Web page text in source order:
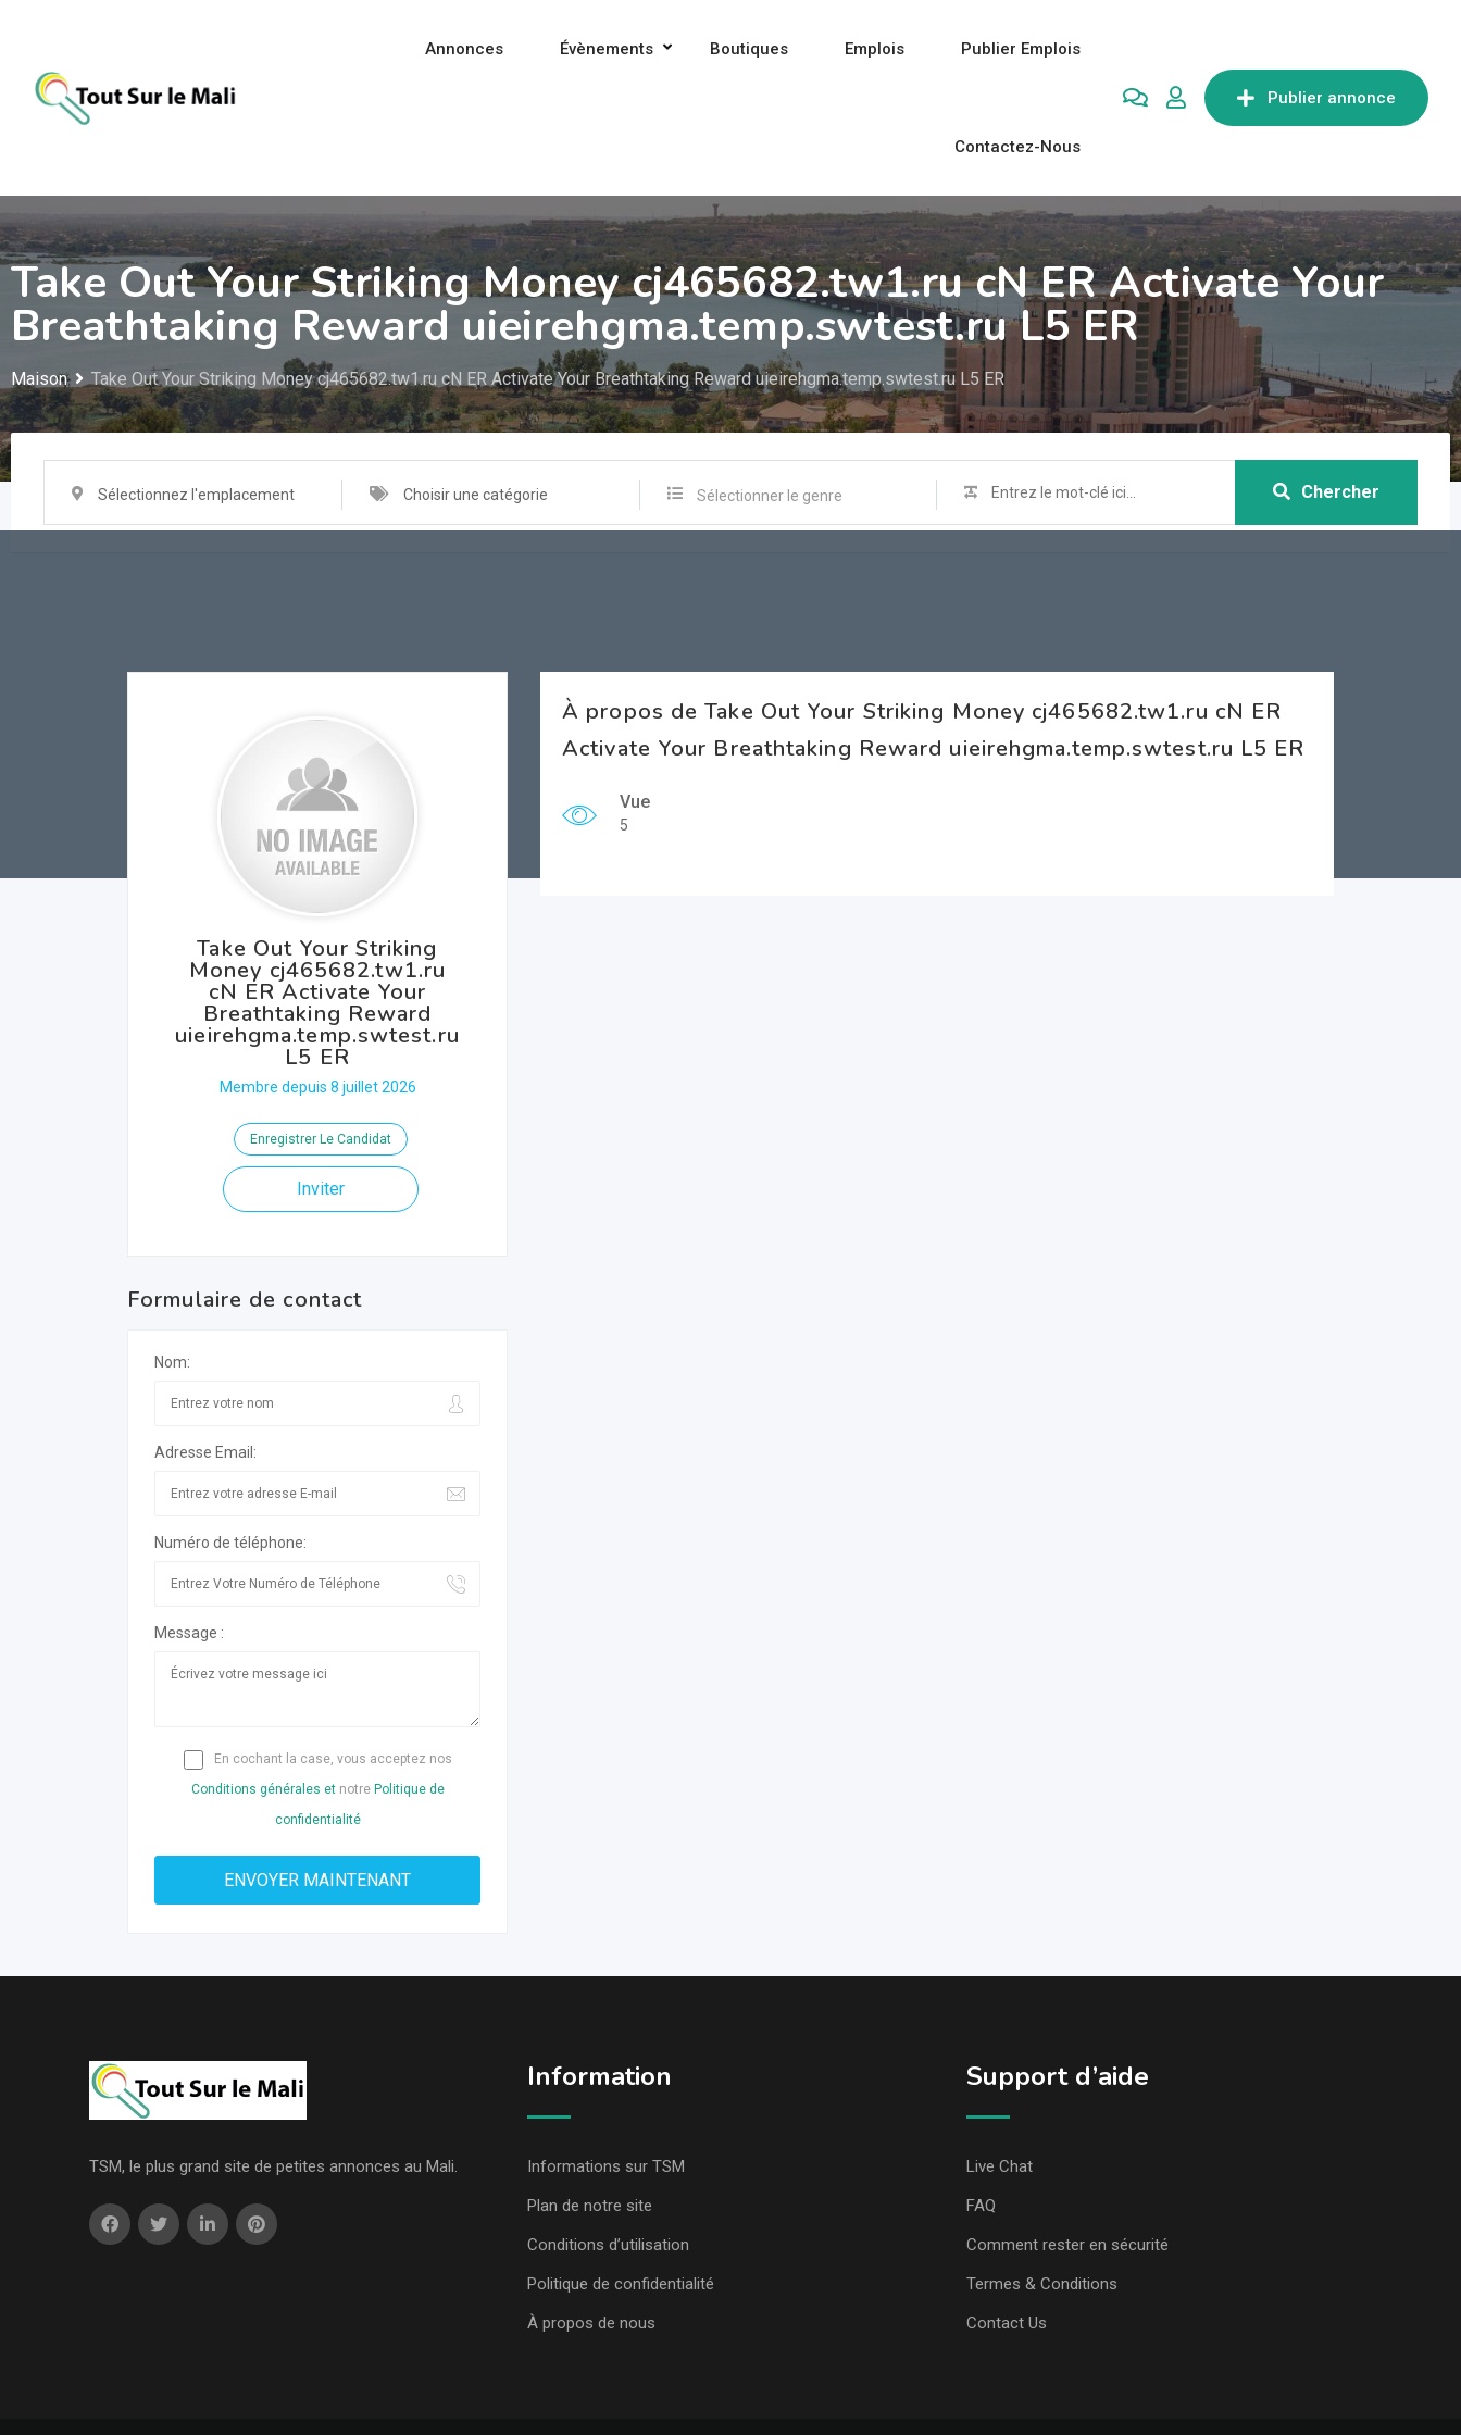
contenu
Publier annonce
Annonces Évènements Boutiques Emplois Publier Emplois
Contactez-Nous
Take Out Your Striking Money cj465682.tw1.ru cN ER Activate Your
Breathtaking Reward uieirehgma.temp.swtest.ru L5 ER
Maison Take Out Your Striking Money cj465682.tw1.ru cN ER Activate Your Breathtaking Reward uieirehgma.temp.swtest.ru L5 ER
Sélectionnez l'emplacement Choisir une catégorie Sélectionner le genre Chercher
Take Out Your Striking
Money cj465682.tw1.ru
cN ER Activate Your
Breathtaking Reward
uieirehgma.temp.swtest.ru
L5 ER
Membre depuis 8 juillet 2026
Enregistrer Le Candidat
Inviter
Formulaire de contact
Nom:
Adresse Email:
Numéro de téléphone:
Message :
En cochant la case, vous acceptez nos
Conditions générales etnotre Politique de
confidentialité
À propos de Take Out Your Striking Money cj465682.tw1.ru cN ER
Activate Your Breathtaking Reward uieirehgma.temp.swtest.ru L5 ER
Vue
5
TSM, le plus grand site de petites annonces au Mali.
Information
Informations sur TSM
Plan de notre site
Conditions d’utilisation
Politique de confidentialité
À propos de nous
Support d’aide
Live Chat
FAQ
Comment rester en sécurité
Termes & Conditions
Contact Us